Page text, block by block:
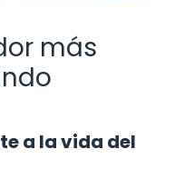
más
a la vida del